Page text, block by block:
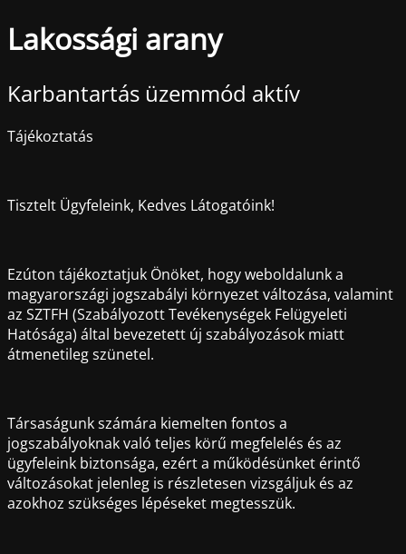
Lakossági arany
Karbantartás üzemmód aktív
Tájékoztatás
Tisztelt Ügyfeleink, Kedves Látogatóink!
Ezúton tájékoztatjuk Önöket, hogy weboldalunk a
magyarországi jogszabályi környezet változása, valamint
az SZTFH (Szabályozott Tevékenységek Felügyeleti
Hatósága) által bevezetett új szabályozások miatt
átmenetileg szünetel.
Társaságunk számára kiemelten fontos a
jogszabályoknak való teljes körű megfelelés és az
ügyfeleink biztonsága, ezért a működésünket érintő
változásokat jelenleg is részletesen vizsgáljuk és az
azokhoz szükséges lépéseket megtesszük.